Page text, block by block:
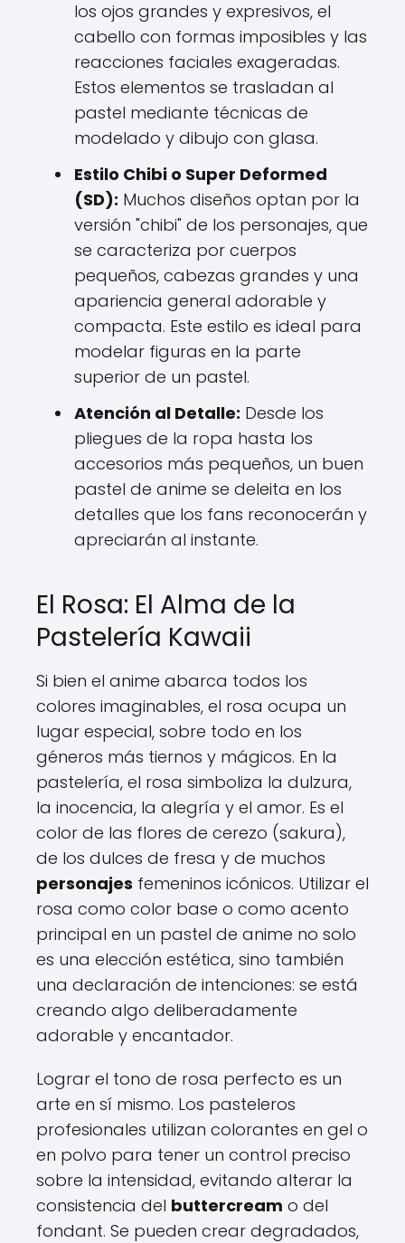
los ojos grandes y expresivos, el
cabello con formas imposibles y las
reacciones faciales exageradas.
Estos elementos se trasladan al
pastel mediante técnicas de
modelado y dibujo con glasa.
Estilo Chibi o Super Deformed
(SD): Muchos diseños optan por la
versión "chibi" de los personajes, que
se caracteriza por cuerpos
pequeños, cabezas grandes y una
apariencia general adorable y
compacta. Este estilo es ideal para
modelar figuras en la parte
superior de un pastel.
Atención al Detalle: Desde los
pliegues de la ropa hasta los
accesorios más pequeños, un buen
pastel de anime se deleita en los
detalles que los fans reconocerán y
apreciarán al instante.
El Rosa: El Alma de la
Pastelería Kawaii
Si bien el anime abarca todos los
colores imaginables, el rosa ocupa un
lugar especial, sobre todo en los
géneros más tiernos y mágicos. En la
pastelería, el rosa simboliza la dulzura,
la inocencia, la alegría y el amor. Es el
color de las flores de cerezo (sakura),
de los dulces de fresa y de muchos
personajes femeninos icónicos. Utilizar el
rosa como color base o como acento
principal en un pastel de anime no solo
es una elección estética, sino también
una declaración de intenciones: se está
creando algo deliberadamente
adorable y encantador.
Lograr el tono de rosa perfecto es un
arte en sí mismo. Los pasteleros
profesionales utilizan colorantes en gel o
en polvo para tener un control preciso
sobre la intensidad, evitando alterar la
consistencia del buttercream o del
fondant. Se pueden crear degradados,